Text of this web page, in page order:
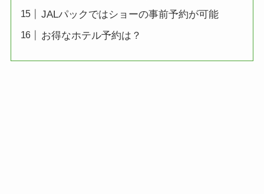
JALパックではショーの事前予約が可能
お得なホテル予約は？